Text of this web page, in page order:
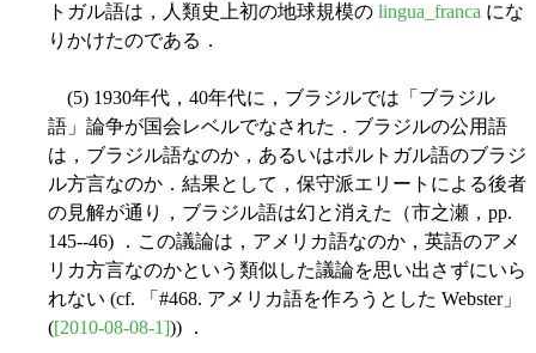
トガル語は，人類史上初の地球規模の lingua_franca にな
りかけたのである．
(5) 1930年代，40年代に，ブラジルでは「ブラジル
語」論争が国会レベルでなされた．ブラジルの公用語
は，ブラジル語なのか，あるいはポルトガル語のブラジ
ル方言なのか．結果として，保守派エリートによる後者
の見解が通り，ブラジル語は幻と消えた（市之瀬，pp.
145--46) ．この議論は，アメリカ語なのか，英語のアメ
リカ方言なのかという類似した議論を思い出さずにいら
れない (cf. 「#468. アメリカ語を作ろうとした Webster」
([2010-08-08-1])) ．